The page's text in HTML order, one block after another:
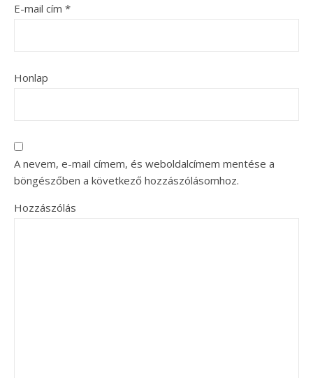
E-mail cím *
Honlap
A nevem, e-mail címem, és weboldalcímem mentése a
böngészőben a következő hozzászólásomhoz.
Hozzászólás